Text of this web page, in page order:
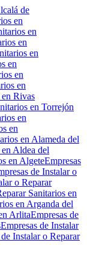
de
en
en
en
en
en
en
en
en Rivas
en Torrejón
en
en
en Alameda del
Aldea del
en AlgeteEmpresas
de Instalar o
o Reparar
Sanitarios en
en Arganda del
ArlitaEmpresas de
Empresas de Instalar
Instalar o Reparar